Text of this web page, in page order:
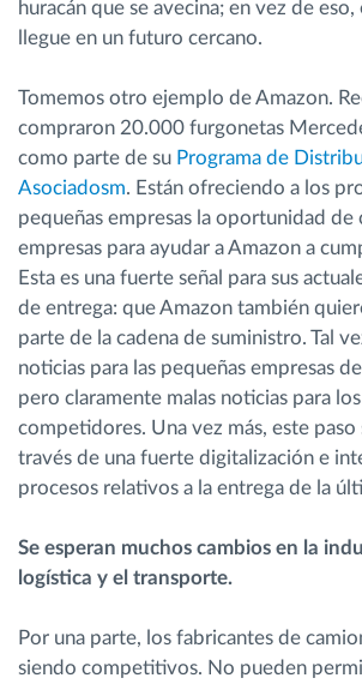
huracán que se avecina; en vez de
llegue en un futuro cercano.
Tomemos otro ejemplo de Amazon.
compraron 20.000 furgonetas
como parte de su Programa de
Asociadosm. Están ofreciendo a los
pequeñas empresas la oportunidad de
empresas para ayudar a Amazon a
Esta es una fuerte señal para sus
de entrega: que Amazon también
parte de la cadena de suministro. Tal
noticias para las pequeñas empresas
pero claramente malas noticias para
competidores. Una vez más, este paso
través de una fuerte digitalización e
procesos relativos a la entrega de la
Se esperan muchos cambios en la
logística y el transporte.
Por una parte, los fabricantes de
siendo competitivos. No pueden